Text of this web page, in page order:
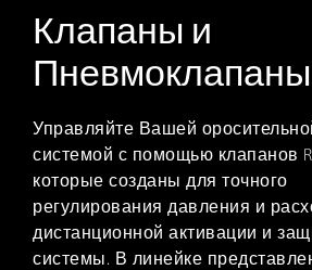
Клапаны и
Пневмоклапаны
Управляйте Вашей
системой с помощью клапанов
которые созданы для точного
регулирования давления и
дистанционной активации и
системы. В линейке